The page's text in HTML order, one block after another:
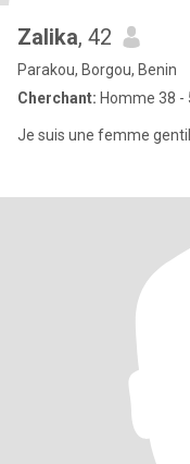
Zalika, 42
Parakou, Borgou, Benin
Cherchant: Homme 38 -
Je suis une femme